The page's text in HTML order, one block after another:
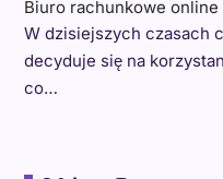
Biuro rachunkowe online
W dzisiejszych czasach
decyduje się na
co…